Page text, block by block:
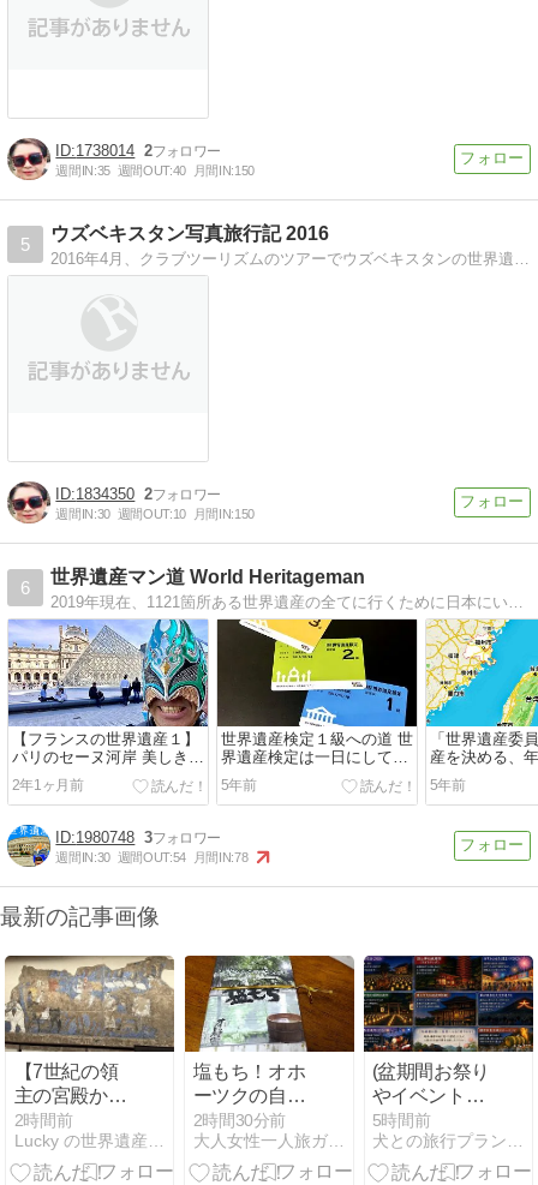
1738014 2
週間IN:35 週間OUT:40 月間IN:150
5
ウズベキスタン写真旅行記 2016
2016年4月、クラブツーリズムのツアーでウズベキスタンの世界遺産などを巡った写真旅行。参加者32人と添乗員1人、現地人ガイド1人。6泊8日。
1834350 2
週間IN:30 週間OUT:10 月間IN:150
6
世界遺産マン道 World Heritageman
2019年現在、1121箇所ある世界遺産の全てに行くために日本にいたりいなかったり。何十年かかるかは全くわかりませんが、全て行ったら「海賊王」になれるのです。
【フランスの世界遺産１】
パリのセーヌ河岸 美しき花
の都・芸術の都
2年1ヶ月前
世界遺産検定１級への道 世
界遺産検定は一日にしてな
らず
5年前
「世界遺産委
産を決める、
界会議
5年前
1980748 3
週間IN:30 週間OUT:54 月間IN:78
最新の記事画像
【7世紀の領
主の宮殿から
発見されたフ
レスコ画が見
どころ】アフ
2時間前
Lucky の世界遺産ブログ
塩もち！オホ
ーツクの自然
塩がやさしく
香る札幌北広
島クラッセホ
2時間30分前
大人女性一人旅ガイド｜神社仏閣・世界遺産・老舗＝たびそろ
(盆期間お祭り
やイベント情
報)愛犬と世界
遺産「飛鳥・
藤原の宮都」
5時間前
犬との旅行プランナー